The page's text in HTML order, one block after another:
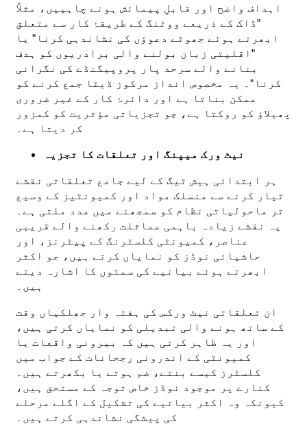
اہداف واضح اور قابلِ پیمائش ہونے چاہییں، مثلاً
"ڈاک کے ذریعے ووٹنگ کے طریقۂ کار سے متعلق
ابھرتے ہوئے جھوٹے دعوؤں کی نشاندہی کرنا" یا
"اقلیتی زبان بولنے والی برادریوں کو ہدف
بنانے والے سرحد پار پروپیگنڈے کی نگرانی
کرنا"۔ یہ مخصوص انداز مرکوز ڈیٹا جمع کرنے کو
ممکن بناتا ہے اور دائرۂ کار کے غیر ضروری
پھیلاؤ کو روکتا ہے، جو تجزیاتی مؤثریت کو کمزور
کر دیتا ہے۔
نیٹ ورک میپنگ اور تعلقات کا تجزیہ
ہر ابتدائی ہیش ٹیگ کے لیے جامع تعلقاتی نقشے
تیار کرنے سے منسلک مواد اور کمیونٹیز کے وسیع
تر ماحولیاتی نظام کو سمجھنے میں مدد ملتی ہے۔
یہ نقشے زیادہ باہمی مماثلت رکھنے والے قریبی
عناصر، کمیونٹی کلسٹرنگ کے پیٹرنز، اور
حاشیائی نوڈز کو نمایاں کرتے ہیں، جو اکثر
ابھرتے ہوئے بیانیے کی سمتوں کا اشارہ دیتے
ہیں۔
ان تعلقاتی نیٹ ورکس کی ہفتہ وار جھلکیاں وقت
کے ساتھ ہونے والی تبدیلی کو نمایاں کرتی ہیں،
اور یہ ظاہر کرتی ہیں کہ بیرونی واقعات یا
کمیونٹی کے اندرونی رجحانات کے جواب میں
کلسٹرز کیسے بنتے، ضم ہوتے یا بکھرتے ہیں۔
کنارے پر موجود نوڈز خاص توجہ کے مستحق ہیں،
کیونکہ وہ اکثر بیانیے کی تشکیل کے اگلے مرحلے
کی پیشگی نشاندہی کرتے ہیں۔